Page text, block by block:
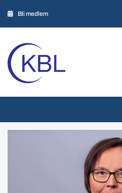
 Bli medlem